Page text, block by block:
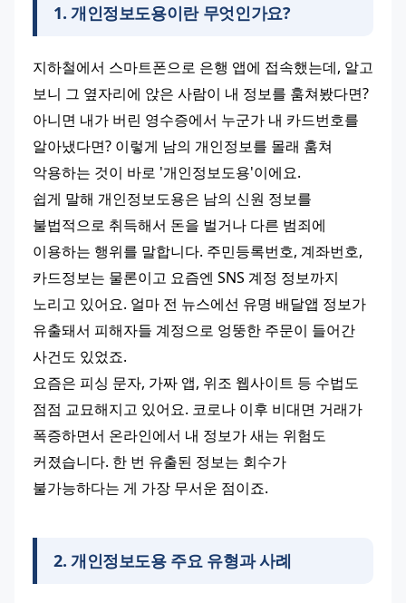
1. 개인정보도용이란 무엇인가요?
지하철에서 스마트폰으로 은행 앱에 접속했는데, 알고
보니 그 옆자리에 앉은 사람이 내 정보를 훔쳐봤다면?
아니면 내가 버린 영수증에서 누군가 내 카드번호를
알아냈다면? 이렇게 남의 개인정보를 몰래 훔쳐
악용하는 것이 바로 '개인정보도용'이에요.
쉽게 말해 개인정보도용은 남의 신원 정보를
불법적으로 취득해서 돈을 벌거나 다른 범죄에
이용하는 행위를 말합니다. 주민등록번호, 계좌번호,
카드정보는 물론이고 요즘엔 SNS 계정 정보까지
노리고 있어요. 얼마 전 뉴스에선 유명 배달앱 정보가
유출돼서 피해자들 계정으로 엉뚱한 주문이 들어간
사건도 있었죠.
요즘은 피싱 문자, 가짜 앱, 위조 웹사이트 등 수법도
점점 교묘해지고 있어요. 코로나 이후 비대면 거래가
폭증하면서 온라인에서 내 정보가 새는 위험도
커졌습니다. 한 번 유출된 정보는 회수가
불가능하다는 게 가장 무서운 점이죠.
2. 개인정보도용 주요 유형과 사례